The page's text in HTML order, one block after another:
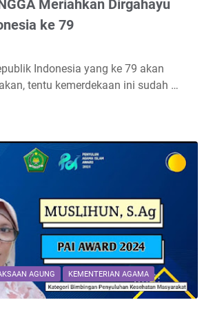
Meriahkan Dirgahayu
ke 79
Indonesia yang ke 79 akan
tentu kemerdekaan ini sudah …
AGUNG
KEMENTERIAN AGAMA